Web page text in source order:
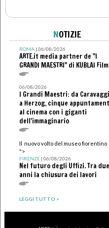
NOTIZIE
ROMA| 06/08/2026
ARTE.it media partner de "I
GRANDI MAESTRI" di KUBLAI Film
06/08/2026
I Grandi Maestri: da
a Herzog, cinque
al cinema con i giganti
dell'immaginario
Il nuovo volto del museo fiorentino
">
FIRENZE| 06/08/2026
Nel futuro degli Uffizi. Tra due
anni la chiusura dei lavori
LEGGI TUTTO >